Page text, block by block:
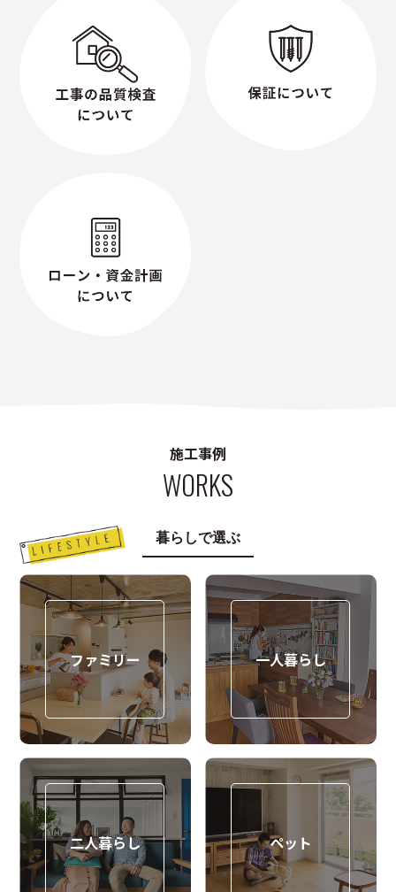
施工事例
WORKS
暮らしで選ぶ
ファミリー 一人暮らし
二人暮らし ペット